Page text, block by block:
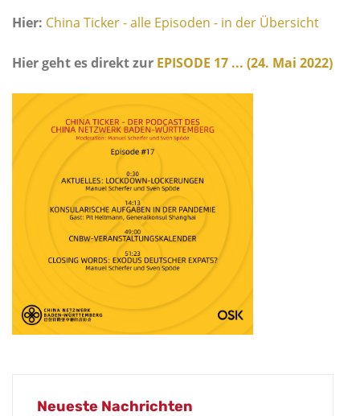
Hier: China Ticker - alle Episoden - in der Übersicht
Hier geht es direkt zur EPISODE 17 ... (24. Mai 2022)
Neueste Nachrichten